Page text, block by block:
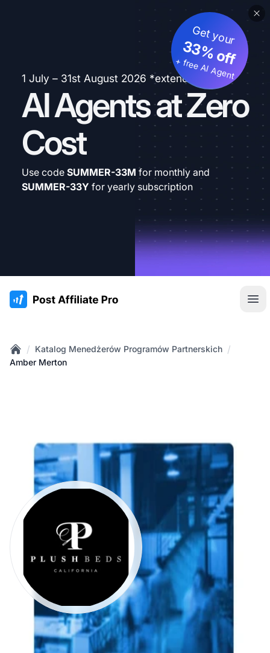
1 July – 31st August 2026 *extended
AI Agents at Zero
Cost
Get your
33% off
+ free AI Agent
Use code SUMMER-33M for monthly and
SUMMER-33Y for yearly subscription
:site.title
Home
/ Katalog Menedżerów Programów Partnerskich /
Amber Merton